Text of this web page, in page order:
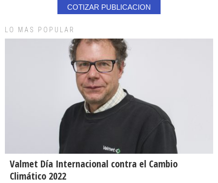
COTIZAR PUBLICACION
LO MAS POPULAR
Valmet Día Internacional contra el Cambio
Climático 2022